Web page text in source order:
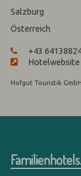
Salzburg
Österreich
+43
Hotelwebsite
Hofgut Touristik GmbH